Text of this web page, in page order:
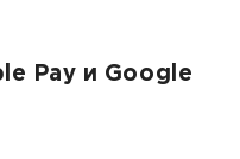
Pay и Google